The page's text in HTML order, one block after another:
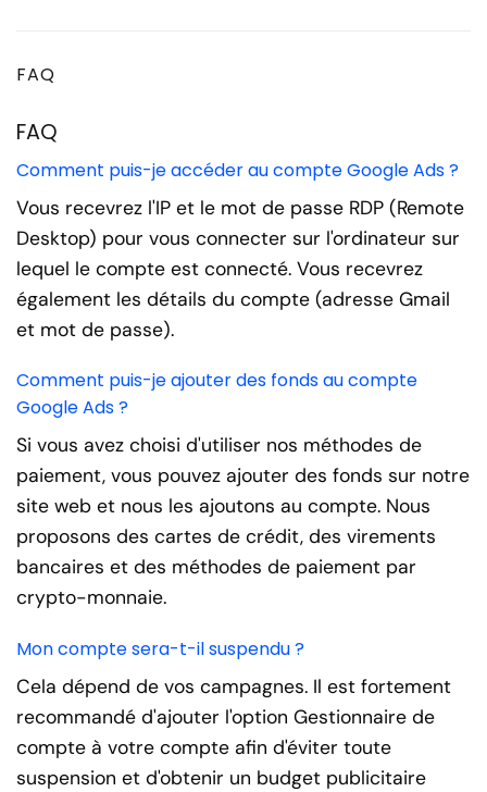
FAQ
FAQ
Comment puis-je accéder au compte Google Ads ?
Vous recevrez l'IP et le mot de passe RDP (Remote
Desktop) pour vous connecter sur l'ordinateur sur
lequel le compte est connecté. Vous recevrez
également les détails du compte (adresse Gmail
et mot de passe).
Comment puis-je ajouter des fonds au compte
Google Ads ?
Si vous avez choisi d'utiliser nos méthodes de
paiement, vous pouvez ajouter des fonds sur notre
site web et nous les ajoutons au compte. Nous
proposons des cartes de crédit, des virements
bancaires et des méthodes de paiement par
crypto-monnaie.
Mon compte sera-t-il suspendu ?
Cela dépend de vos campagnes. Il est fortement
recommandé d'ajouter l'option Gestionnaire de
compte à votre compte afin d'éviter toute
suspension et d'obtenir un budget publicitaire